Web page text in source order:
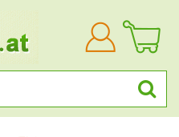
Anmelden